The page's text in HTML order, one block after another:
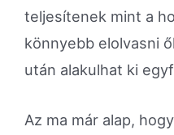
teljesítenek mint a
könnyebb elolvasni
után alakulhat ki
Az ma már alap,